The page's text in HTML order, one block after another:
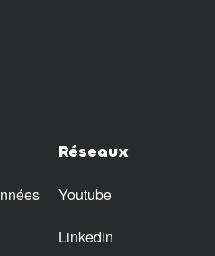
Réseaux
Youtube
Linkedin